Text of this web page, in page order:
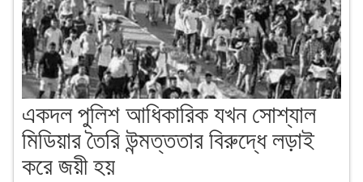
একদল পুলিশ আধিকারিক যখন সোশ্যাল
মিডিয়ার তৈরি উন্মত্ততার বিরুদ্ধে লড়াই
করে জয়ী হয়